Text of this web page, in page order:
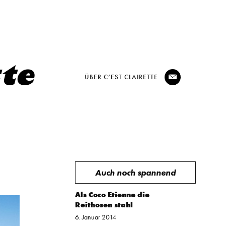
@
ÜBER C’EST CLAIRETTE
Auch noch spannend
Als Coco Etienne die
Reithosen stahl
6. Januar 2014